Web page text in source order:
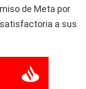
de Meta por
a sus